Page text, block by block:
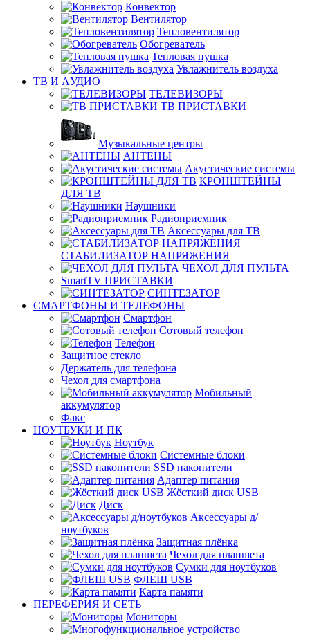
Конвектор
Вентилятор
Тепловентилятор
Обогреватель
Тепловая пушка
Увлажнитель воздуха
ТВ И AУДИО
ТЕЛЕВИЗОРЫ
ТВ ПРИСТАВКИ
Музыкальные центры
АНТЕНЫ
Акустические системы
КРОНШТЕЙНЫ
ДЛЯ ТВ
Наушники
Радиоприемник
Аксессуары для ТВ
СТАБИЛИЗАТОР НАПРЯЖЕНИЯ
ЧЕХОЛ ДЛЯ ПУЛЬТА
SmartTV ПРИСТАВКИ
СИНТЕЗАТОР
СМАРТФОНЫ И ТЕЛЕФОНЫ
Смартфон
Сотовый телефон
Телефон
Защитное стекло
Держатель для телефона
Чехол для смартфона
Мобильный
аккумулятор
Факс
НОУТБУКИ И ПК
Ноутбук
Системные блоки
SSD накопители
Адаптер питания
Жёсткий диск USB
Диск
Аксессуары д/
ноутбуков
Защитная плёнка
Чехол для планшета
Сумки для ноутбуков
ФЛЕШ USB
Карта памяти
ПЕРЕФЕРИЯ И СЕТЬ
Мониторы